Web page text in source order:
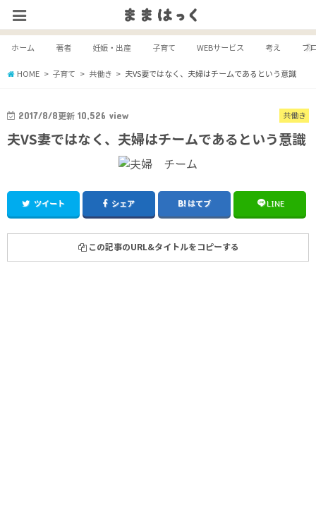
ホーム 著者 妊娠・出産 子育て WEBサービス 考え ブ
HOME 子育て 共働き 夫VS妻ではなく、夫婦はチームであるという意識
共働き
2017/8/8更新 10,526 view
夫VS妻ではなく、夫婦はチームであるという意識
ツイート シェア はてブ LINE
この記事のURL&タイトルをコピーする